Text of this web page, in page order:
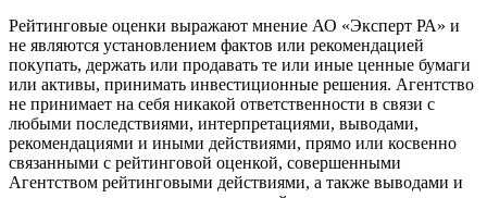
Рейтинговые оценки выражают мнение АО «Эксперт РА» и
не являются установлением фактов или рекомендацией
покупать, держать или продавать те или иные ценные бумаги
или активы, принимать инвестиционные решения. Агентство
не принимает на себя никакой ответственности в связи с
любыми последствиями, интерпретациями, выводами,
рекомендациями и иными действиями, прямо или косвенно
связанными с рейтинговой оценкой, совершенными
Агентством рейтинговыми действиями, а также выводами и